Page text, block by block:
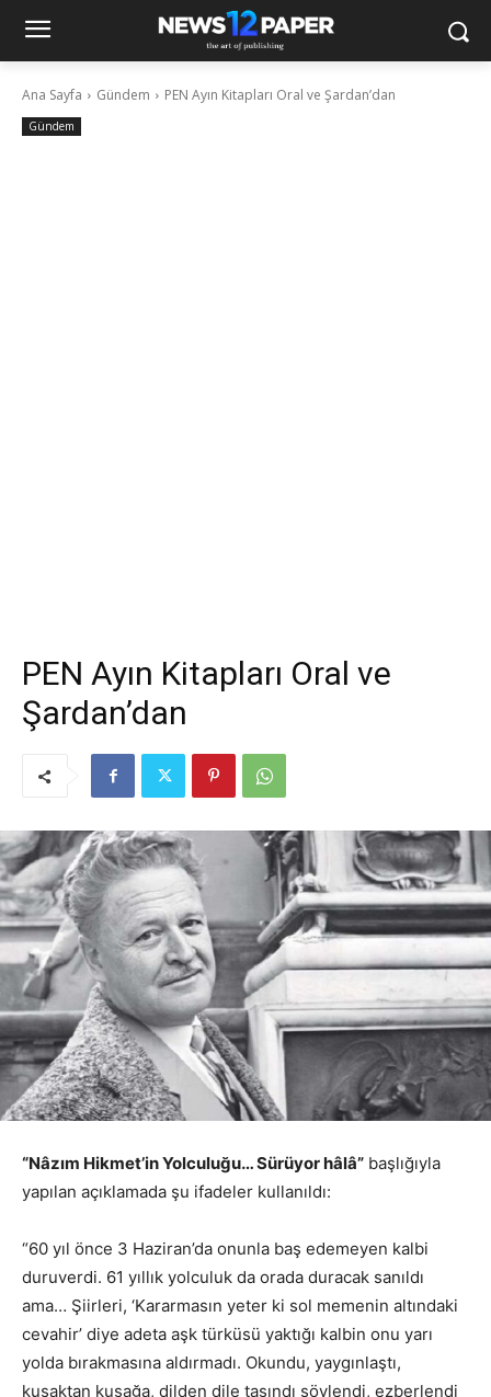
Ana Sayfa Gündem PEN Ayın Kitapları Oral ve Şardan’dan
Gündem
PEN Ayın Kitapları Oral ve
Şardan’dan
“Nâzım Hikmet’in Yolculuğu… Sürüyor hâlâ” başlığıyla
yapılan açıklamada şu ifadeler kullanıldı:
“60 yıl önce 3 Haziran’da onunla baş edemeyen kalbi
duruverdi. 61 yıllık yolculuk da orada duracak sanıldı
ama… Şiirleri, ‘Kararmasın yeter ki sol memenin altındaki
cevahir’ diye adeta aşk türküsü yaktığı kalbin onu yarı
yolda bırakmasına aldırmadı. Okundu, yaygınlaştı,
kuşaktan kuşağa, dilden dile taşındı söylendi, ezberlendi